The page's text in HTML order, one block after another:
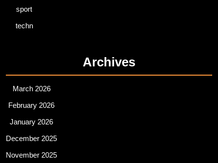
sport
techn
Archives
March 2026
February 2026
January 2026
December 2025
November 2025